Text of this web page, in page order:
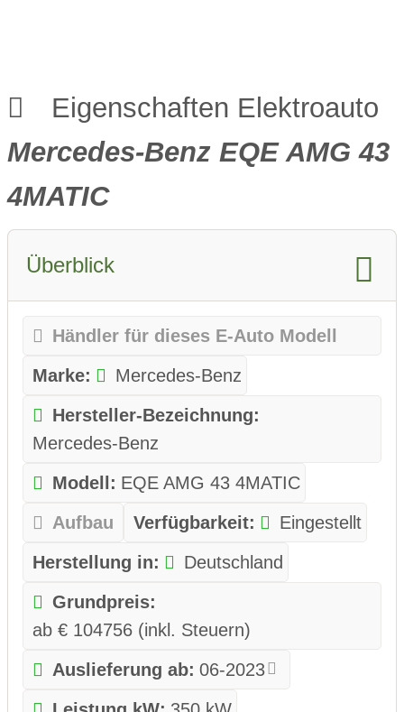
Eigenschaften Elektroauto
Mercedes-Benz EQE AMG 43
4MATIC
Überblick
Händler für dieses E-Auto Modell
Marke:
Mercedes-Benz
Hersteller-Bezeichnung:
Mercedes-Benz
Modell: EQE AMG 43 4MATIC
Aufbau
Verfügbarkeit:
Eingestellt
Herstellung in:
Deutschland
Grundpreis:
ab € 104756 (inkl. Steuern)
Auslieferung ab: 06-2023